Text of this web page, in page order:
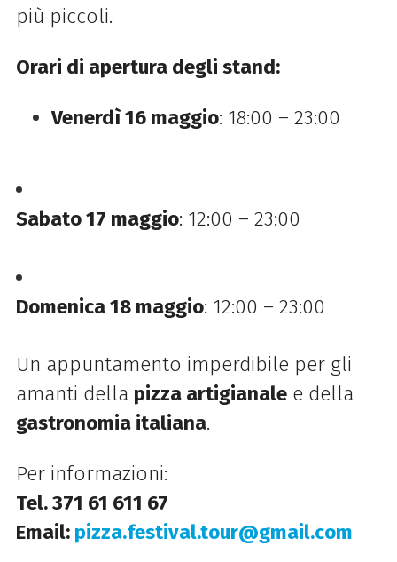
più piccoli.
Orari di apertura degli stand:
Venerdì 16 maggio: 18:00 – 23:00
Sabato 17 maggio: 12:00 – 23:00
Domenica 18 maggio: 12:00 – 23:00
Un appuntamento imperdibile per gli
amanti della pizza artigianalee della
gastronomia italiana.
Per informazioni:
Tel. 371 61 611 67
Email: pizza.festival.tour@gmail.com